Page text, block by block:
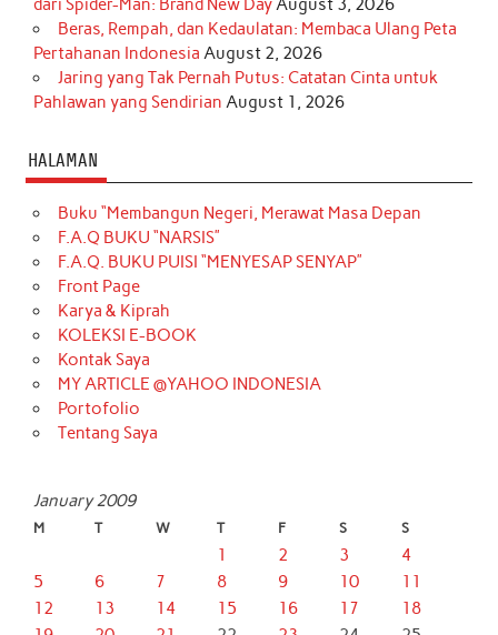
Beras, Rempah, dan Kedaulatan: Membaca Ulang Peta
Pertahanan Indonesia August 2, 2026
Jaring yang Tak Pernah Putus: Catatan Cinta untuk
Pahlawan yang Sendirian August 1, 2026
HALAMAN
Buku “Membangun Negeri, Merawat Masa Depan
F.A.Q BUKU “NARSIS”
F.A.Q. BUKU PUISI “MENYESAP SENYAP”
Front Page
Karya & Kiprah
KOLEKSI E-BOOK
Kontak Saya
MY ARTICLE @YAHOO INDONESIA
Portofolio
Tentang Saya
January 2009
M T W T F S S
1 2 3
4
5
6 7 8 9 10
11
12
13 14 15 16 17
18